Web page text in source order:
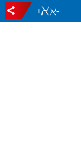
-
+